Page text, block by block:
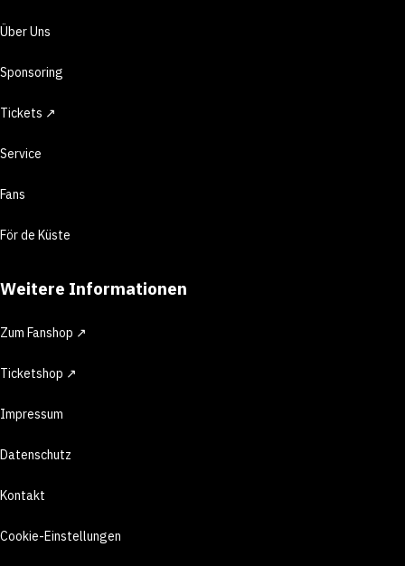
Über Uns
Sponsoring
Tickets ↗
Service
Fans
För de Küste
Weitere Informationen
Zum Fanshop ↗
Ticketshop ↗
Impressum
Datenschutz
Kontakt
Cookie-Einstellungen